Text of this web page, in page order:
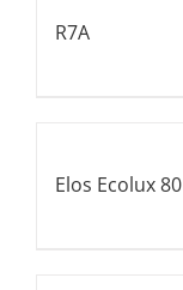
R7A
Elos Ecolux 80